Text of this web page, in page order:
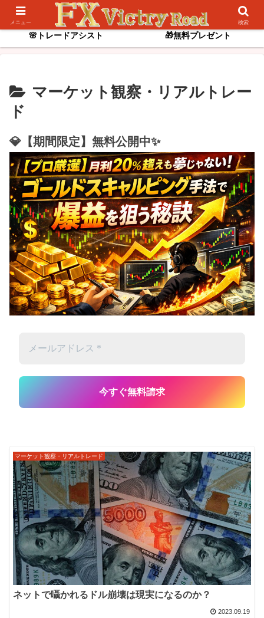
📌逆張りスキャル ✨ゴールド専用インジ
🌸トレードアシスト 🎁無料プレゼント
マーケット観察・リアルトレー
ド
💎【期間限定】無料公開中✨
マーケット観察・リアルトレード
ネットで囁かれるドル崩壊は現実になるのか？
2023.09.19
メニュー 検索